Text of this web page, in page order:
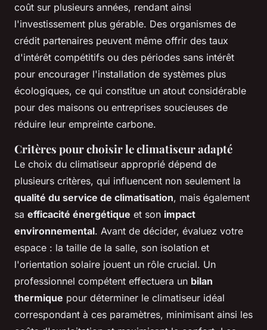
coût sur plusieurs années, rendant ainsi
l'investissement plus gérable. Des organismes de
crédit partenaires peuvent même offrir des taux
d'intérêt compétitifs ou des périodes sans intérêt
pour encourager l'installation de systèmes plus
écologiques, ce qui constitue un atout considérable
pour des maisons ou entreprises soucieuses de
réduire leur empreinte carbone.
Critères pour choisir le climatiseur adapté
Le choix du climatiseur approprié dépend de
plusieurs critères, qui influencent non seulement la
qualité du service de climatisation, mais également
sa efficacité énergétique et son impact
environnemental. Avant de décider, évaluez votre
espace : la taille de la salle, son isolation et
l'orientation solaire jouent un rôle crucial. Un
professionnel compétent effectuera un bilan
thermique pour déterminer le climatiseur idéal
correspondant à ces paramètres, minimisant ainsi les